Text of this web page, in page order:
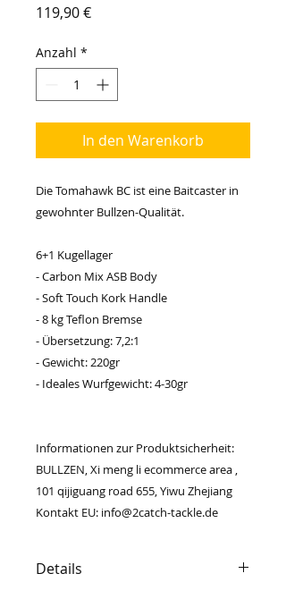
119,90 €Preis
Anzahl *
In den Warenkorb
Die Tomahawk BC ist eine Baitcaster in
gewohnter Bullzen-Qualität.
6+1 Kugellager
- Carbon Mix ASB Body
- Soft Touch Kork Handle
- 8 kg Teflon Bremse
- Übersetzung: 7,2:1
- Gewicht: 220gr
- Ideales Wurfgewicht: 4-30gr
Informationen zur Produktsicherheit:
BULLZEN, Xi meng li ecommerce area ,
101 qijiguang road 655, Yiwu Zhejiang
Kontakt EU: info@2catch-tackle.de
Details